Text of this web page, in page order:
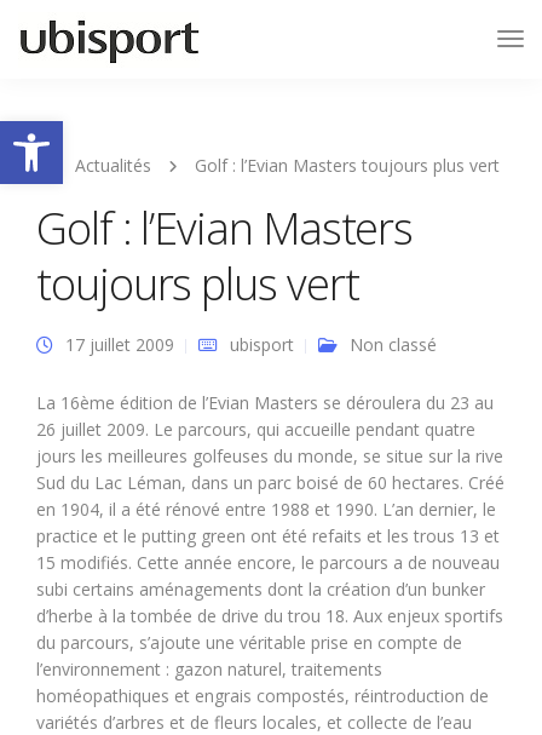
Ouvrir la barre d’outils
Actualités Golf : l’Evian Masters toujours plus vert
Golf : l’Evian Masters
toujours plus vert
17 juillet 2009 ubisport Non classé
La 16ème édition de l’Evian Masters se déroulera du 23 au
26 juillet 2009. Le parcours, qui accueille pendant quatre
jours les meilleures golfeuses du monde, se situe sur la rive
Sud du Lac Léman, dans un parc boisé de 60 hectares. Créé
en 1904, il a été rénové entre 1988 et 1990. L’an dernier, le
practice et le putting green ont été refaits et les trous 13 et
15 modifiés. Cette année encore, le parcours a de nouveau
subi certains aménagements dont la création d’un bunker
d’herbe à la tombée de drive du trou 18. Aux enjeux sportifs
du parcours, s’ajoute une véritable prise en compte de
l’environnement : gazon naturel, traitements
homéopathiques et engrais compostés, réintroduction de
variétés d’arbres et de fleurs locales, et collecte de l’eau